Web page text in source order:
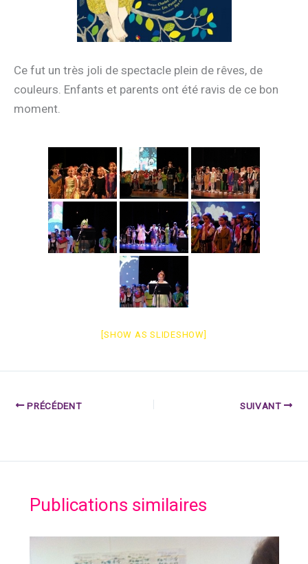
Ce fut un très joli de spectacle plein de rêves, de
couleurs. Enfants et parents ont été ravis de ce bon
moment.
[SHOW AS SLIDESHOW]
PRÉCÉDENT SUIVANT
Publications similaires